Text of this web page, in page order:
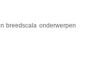
breedscala onderwerpen